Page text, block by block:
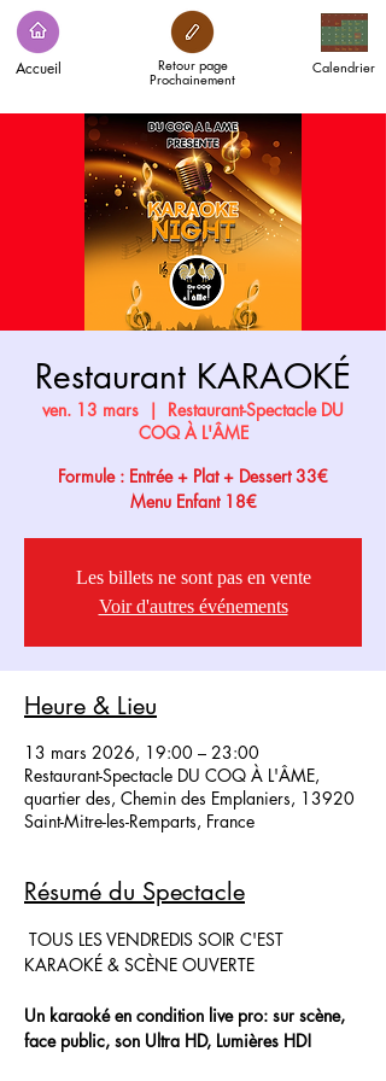
Accueil Calendrier
Retour page
Prochainement
Restaurant KARAOKÉ
ven. 13 mars
  |
Restaurant-Spectacle DU
COQ À L'ÂME
Formule : Entrée + Plat + Dessert 33€
Menu Enfant 18€
Les billets ne sont pas en vente
Voir d'autres événements
Heure & Lieu
13 mars 2026, 19:00 – 23:00
Restaurant-Spectacle DU COQ À L'ÂME,
quartier des, Chemin des Emplaniers, 13920
Saint-Mitre-les-Remparts, France
Résumé du Spectacle
TOUS LES VENDREDIS SOIR C'EST
KARAOKÉ & SCÈNE OUVERTE
Un karaoké en condition live pro: sur scène,
face public, son Ultra HD, Lumières HD!